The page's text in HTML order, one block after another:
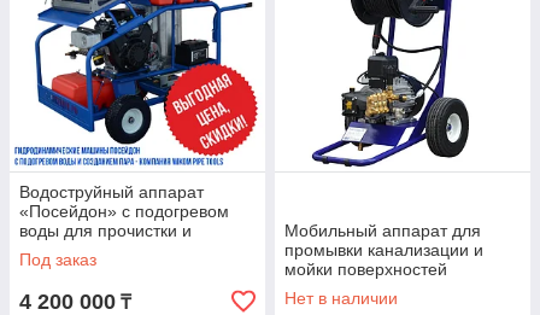
Водоструйный аппарат
«Посейдон» с подогревом
воды для прочистки и
разморозки труб
Под заказ
4 200 000 ₸
Мобильный аппарат для
промывки канализации и
мойки поверхностей
Посейдон Е2-110-12
Нет в наличии